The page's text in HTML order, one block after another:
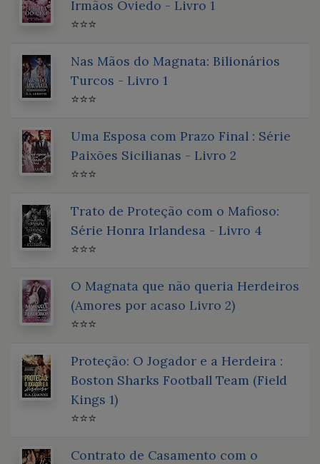
Irmãos Oviedo - Livro 1
⭐⭐⭐
Nas Mãos do Magnata: Bilionários
Turcos - Livro 1
⭐⭐⭐
Uma Esposa com Prazo Final : Série
Paixões Sicilianas - Livro 2
⭐⭐⭐
Trato de Proteção com o Mafioso:
Série Honra Irlandesa - Livro 4
⭐⭐⭐
O Magnata que não queria Herdeiros
(Amores por acaso Livro 2)
⭐⭐⭐
Proteção: O Jogador e a Herdeira :
Boston Sharks Football Team (Field
Kings 1)
⭐⭐⭐
Contrato de Casamento com o